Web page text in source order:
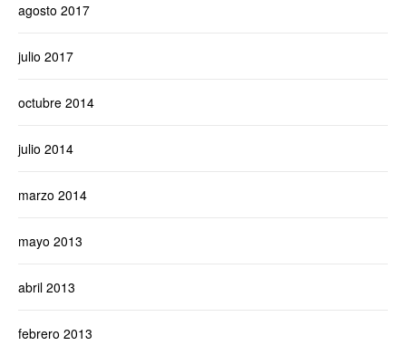
agosto 2017
julio 2017
octubre 2014
julio 2014
marzo 2014
mayo 2013
abril 2013
febrero 2013